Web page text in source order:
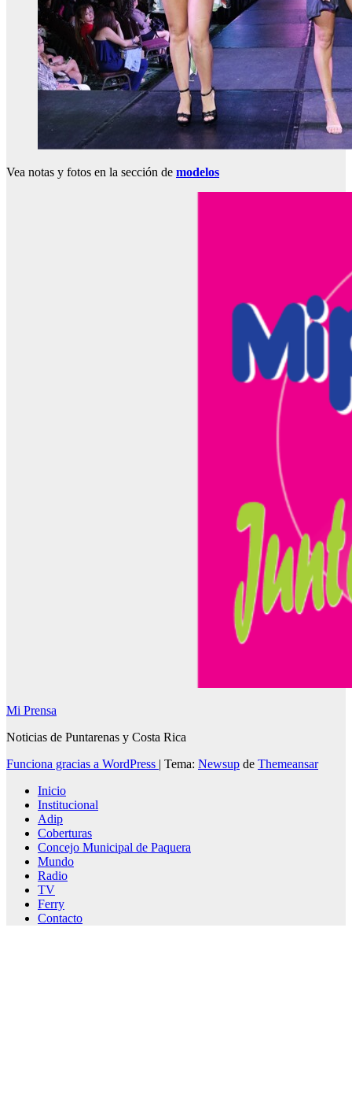
Vea notas y fotos en la sección de modelos
Mi Prensa
Noticias de Puntarenas y Costa Rica
Funciona gracias a WordPress | Tema: Newsup de Themeansar
Inicio
Institucional
Adip
Coberturas
Concejo Municipal de Paquera
Mundo
Radio
TV
Ferry
Contacto